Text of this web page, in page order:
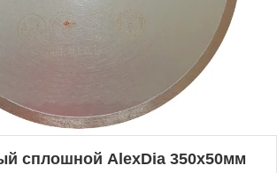
сплошной AlexDia 350х50мм